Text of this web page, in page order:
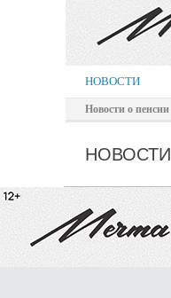
НОВОСТИ
Новости о пенсии
НОВОСТИ